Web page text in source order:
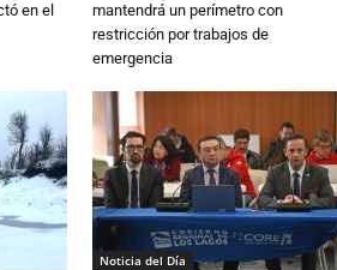
en el
mantendrá un perímetro con
restricción por trabajos de
emergencia
Noticia del Día